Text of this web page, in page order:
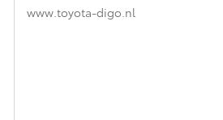
www.toyota-digo.nl